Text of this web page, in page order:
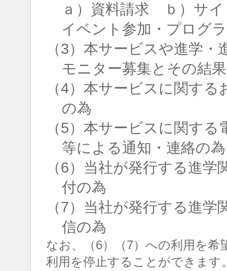
ａ）資料請求 ｂ）サ
イベント参加・プログ
（3）本サービスや進学
モニター募集とその結
（4）本サービスに関す
の為
（5）本サービスに関す
等による通知・連絡の為
（6）当社が発行する進
付の為
（7）当社が発行する進
信の為
なお、（6）（7）への利用を
利用を停止することができます